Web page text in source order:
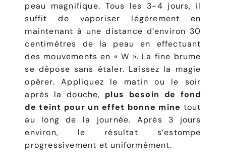
peau magnifique. Tous les 3-4 jours, il
suffit de vaporiser légèrement en
maintenant à une distance d’environ 30
centimètres de la peau en effectuant
des mouvements en « W ». La fine brume
se dépose sans étaler. Laissez la magie
opérer. Appliquez le matin ou le soir
après la douche, plus besoin de fond
de teint pour un effet bonne mine tout
au long de la journée. Après 3 jours
environ, le résultat s’estompe
progressivement et uniformément.